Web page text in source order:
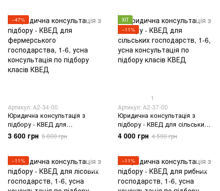
−47%
Артикул: А2-34-00
Юридична консультація з
підбору - КВЕД для
фермерського господарства
3 600 грн 6 800 грн
ХІТ
−11%
1
Артикул: А2-37-00
Юридична консультація з
підбору - КВЕД для сільських
господарств
4 000 грн 4 500 грн
−11% −11%